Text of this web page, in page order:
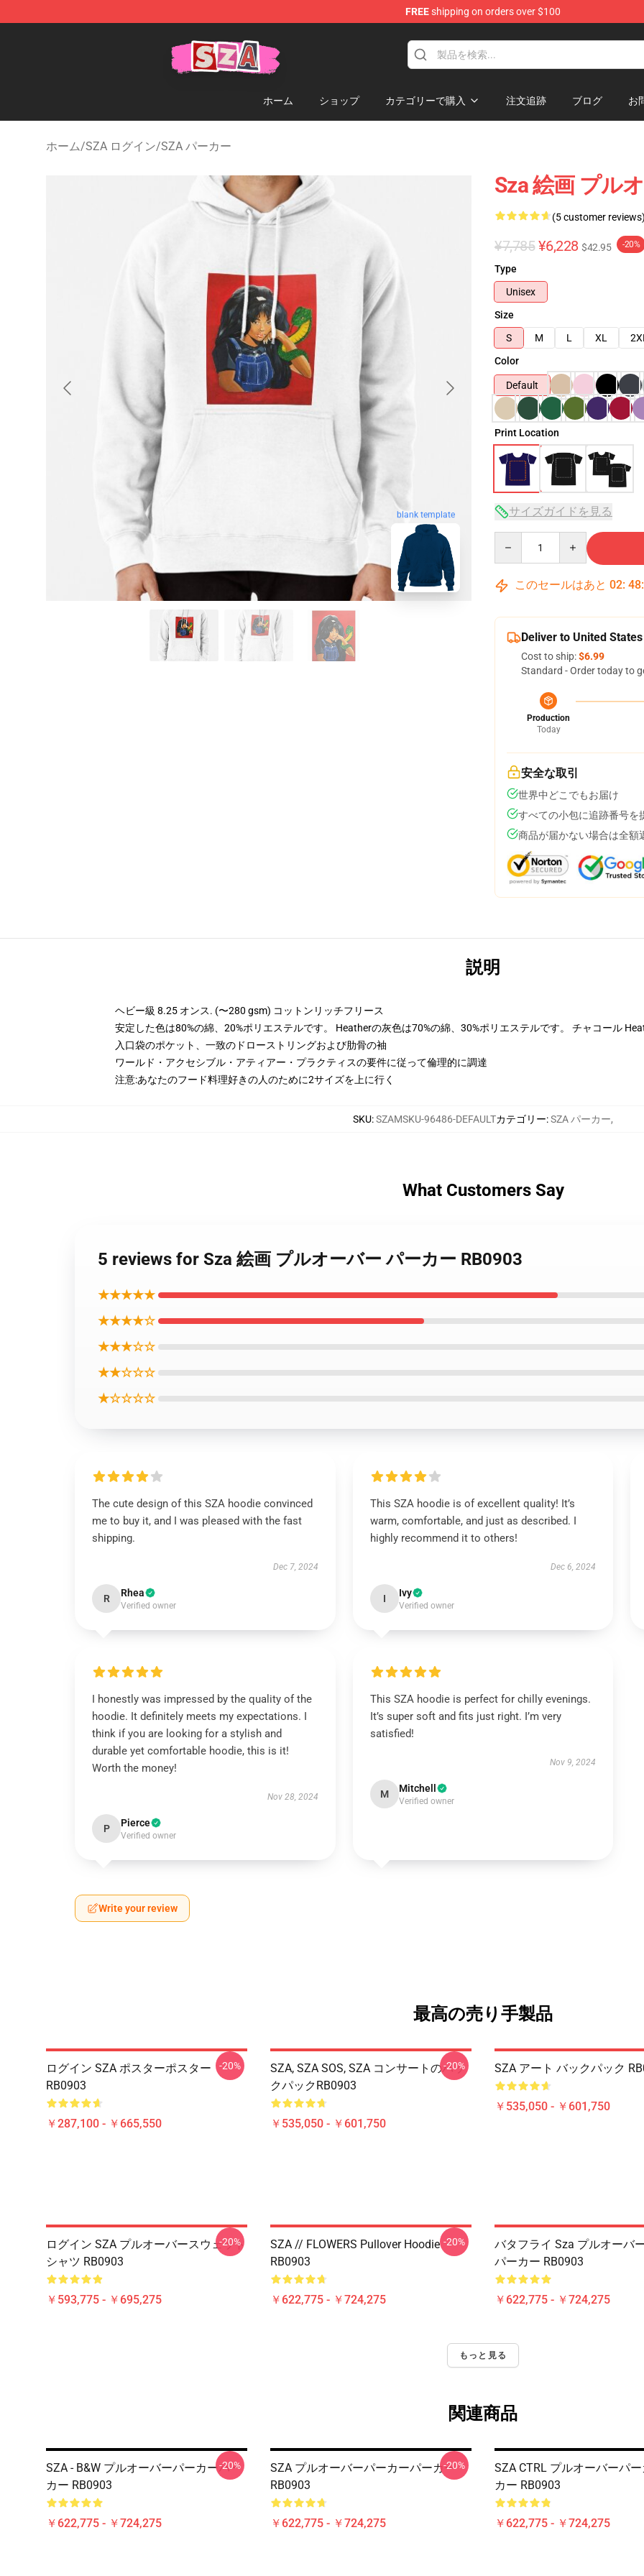
FREEshipping on orders over $100
ホーム ショップ カテゴリーで購入 注文追跡 ブログ お
ホーム/SZA ログイン/SZA パーカー
blank template
Sza 絵画 プル
(5 customer reviews)
¥7,785 ¥6,228 $42.95 -20%
Type
Unisex
Size
S
M L XL 2XL
Color
Default
Print Location
サイズガイドを見る
このセールはあと 02: 48:
Deliver to United States
Cost to ship:$6.99
Standard - Order today to
Production
Today
安全な取引
世界中どこでもお届け
すべての小包に追跡番号を
商品が届かない場合は全額
説明
ヘビー級 8.25 オンス. (〜280 gsm) コットンリッチフリース
安定した色は80%の綿、20%ポリエステルです。 Heatherの灰色は70%の綿、30%ポリエステルです。 チャコール
入口袋のポケット、一致のドローストリングおよび肋骨の袖
ワールド・アクセシブル・アティアー・プラクティスの要件に従って倫理的に調達
注意:あなたのフード料理好きの人のために2サイズを上に行く
SKU:SZAMSKU-96486-DEFAULTカテゴリー:SZA パーカー,
What Customers Say
5 reviews for Sza 絵画 プルオーバー パーカー RB0903
★★★★★
★★★★☆
★★★☆☆
★★☆☆☆
★☆☆☆☆
The cute design of this SZA hoodie convinced
me to buy it, and I was pleased with the fast
shipping.
Dec 7, 2024
R Rhea
Verified owner
This SZA hoodie is of excellent quality! It’s
warm, comfortable, and just as described. I
highly recommend it to others!
Dec 6, 2024
I Ivy
Verified owner
I honestly was impressed by the quality of the
hoodie. It definitely meets my expectations. I
think if you are looking for a stylish and
durable yet comfortable hoodie, this is it!
Worth the money!
Nov 28, 2024
P Pierce
Verified owner
This SZA hoodie is perfect for chilly evenings.
It’s super soft and fits just right. I’m very
satisfied!
Nov 9, 2024
M Mitchell
Verified owner
Write your review
最高の売り手製品
ログイン SZA ポスターポスター
RB0903
￥287,100 - ￥665,550
-20%
SZA, SZA SOS, SZA コンサートのバッ
クパックRB0903
￥535,050 - ￥601,750
-20% SZA アート バックパック
￥535,050 - ￥601,750
ログイン SZA プルオーバースウェット
シャツ RB0903
￥593,775 - ￥695,275
-20%
SZA // FLOWERS Pullover Hoodie
RB0903
￥622,775 - ￥724,275
-20%
バタフライ Sza プルオーバ
パーカー RB0903
￥622,775 - ￥724,275
もっと見る
関連商品
SZA - B&W プルオーバーパーカーパー
カー RB0903
￥622,775 - ￥724,275
-20%
SZA プルオーバーパーカーパーカー
RB0903
￥622,775 - ￥724,275
-20%
SZA CTRL プルオーバーパ
カー RB0903
￥622,775 - ￥724,275